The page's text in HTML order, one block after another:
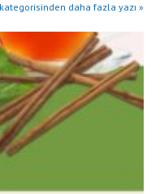
daha fazla yazı »